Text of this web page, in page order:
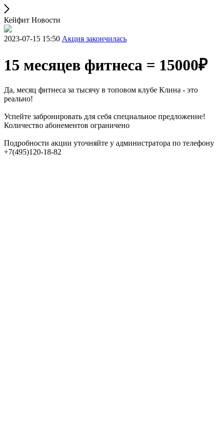
Кейфит Новости
2023-07-15 15:50 Акция закончилась
15 месяцев фитнеса = 15000₽
Да, месяц фитнеса за тысячу в топовом клубе Клина - это
реально!
Успейте забронировать для себя специальное предложение!
Количество абонементов ограничено
Подробности акции уточняйте у администратора по телефону
+7(495)120-18-82